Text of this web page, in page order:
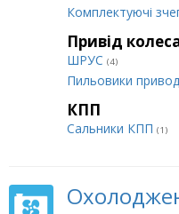
Комплектуючі
Привід
ШРУС (4)
Пильовики
КПП
Сальники КПП (1)